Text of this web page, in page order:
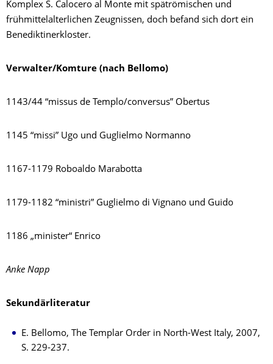
Komplex S. Calocero al Monte mit spätrömischen und
frühmittelalterlichen Zeugnissen, doch befand sich dort ein
Benediktinerkloster.
Verwalter/Komture (nach Bellomo)
1143/44 “missus de Templo/conversus” Obertus
1145 “missi” Ugo und Guglielmo Normanno
1167-1179 Roboaldo Marabotta
1179-1182 “ministri” Guglielmo di Vignano und Guido
1186 „minister“ Enrico
Anke Napp
Sekundärliteratur
E. Bellomo, The Templar Order in North-West Italy, 2007,
S. 229-237.